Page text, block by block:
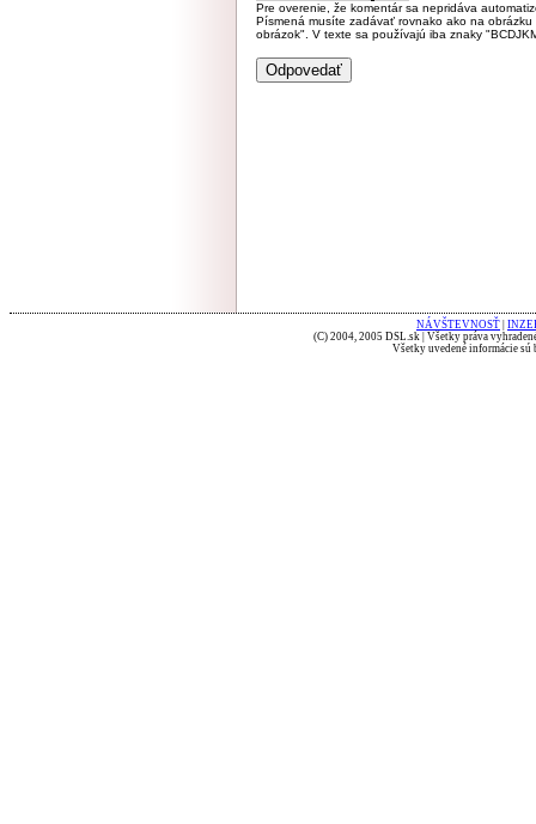
Pre overenie, že komentár sa nepridáva
Písmená musíte zadávať rovnako ako na
obrázok". V texte sa používajú iba znaky
NÁVŠTEVNOSŤ
(C) 2004, 2005 DSL.sk | Všetky práva
Všetky uvedené informácie sú